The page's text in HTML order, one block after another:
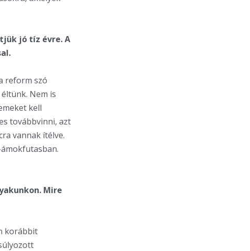
jó tíz évre. A
reform szó
Nem is
kell
továbbvinni, azt
vannak ítélve.
Mire
korábbit